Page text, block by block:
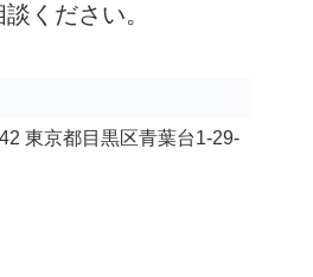
ください。
東京都目黒区青葉台1-29-